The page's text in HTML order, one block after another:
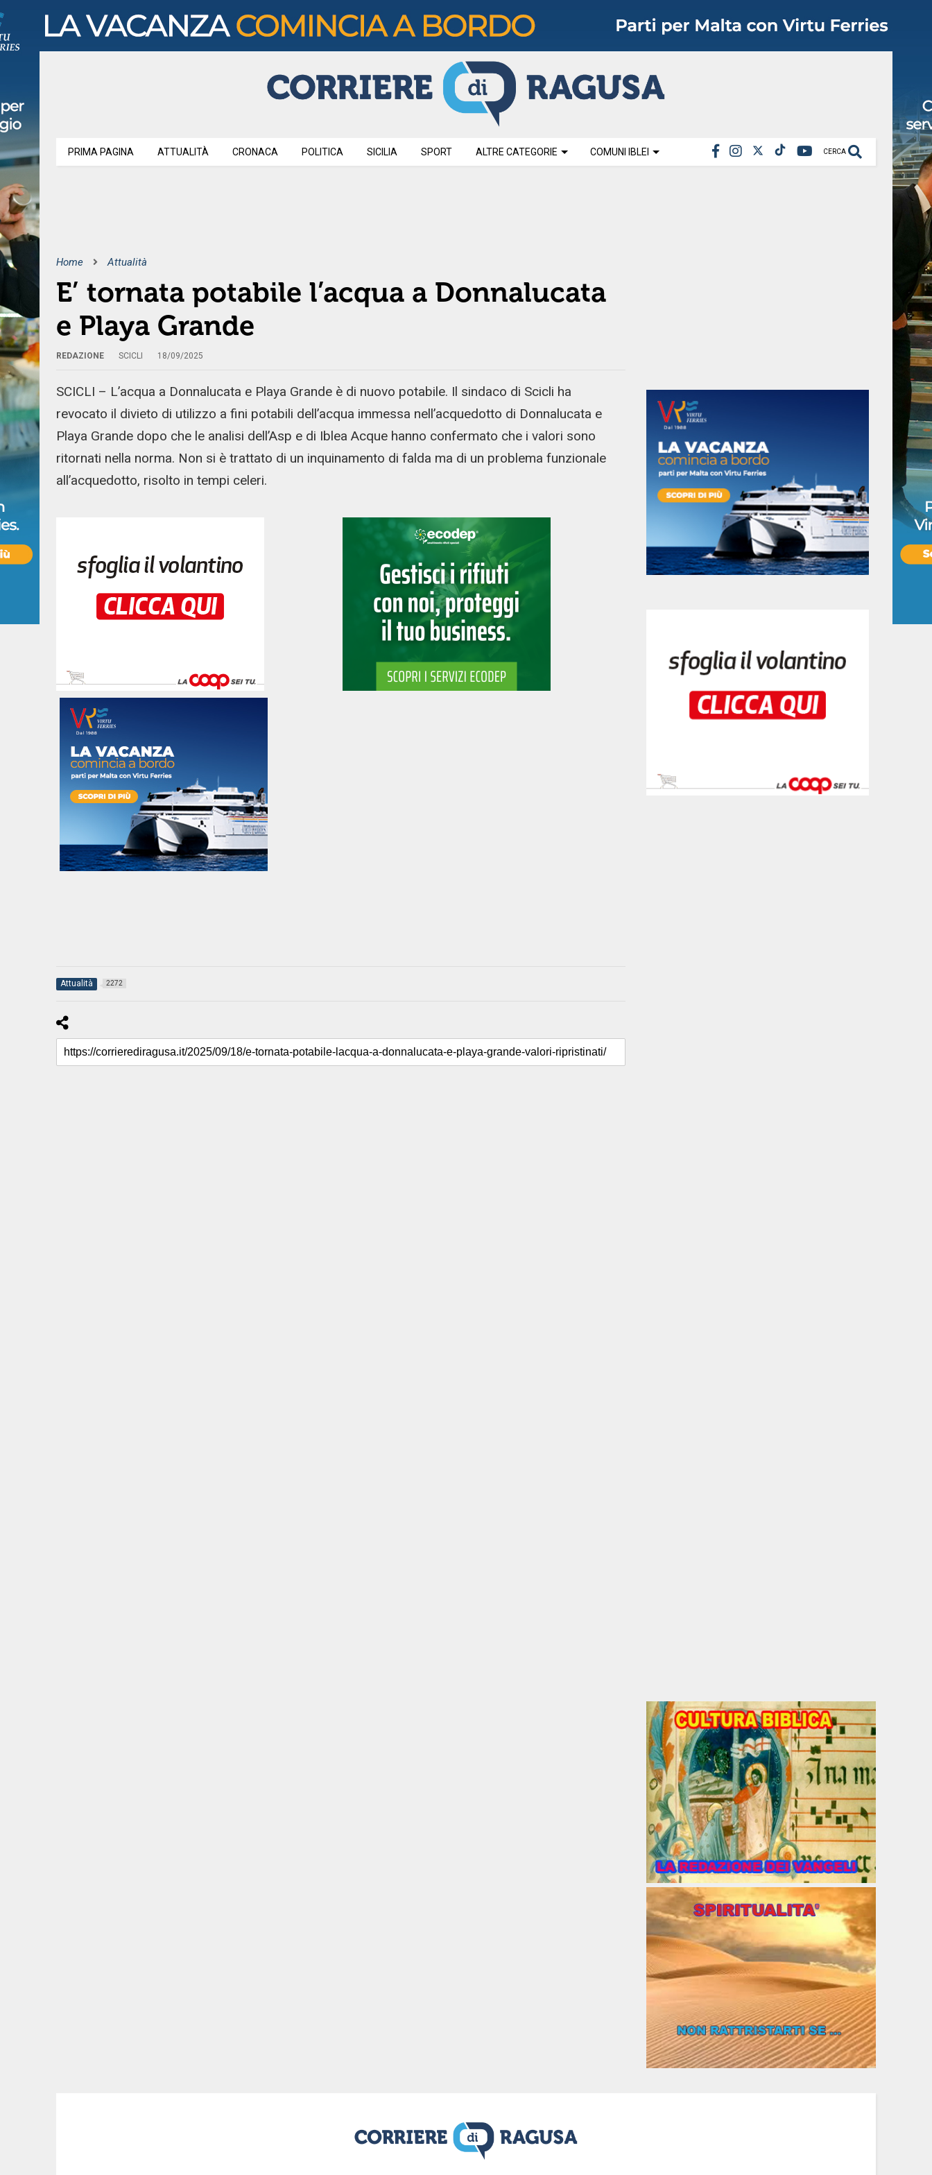
CERCA
PRIMA PAGINA ATTUALITÀ CRONACA POLITICA SICILIA SPORT ALTRE CATEGORIE COMUNI IBLEI
Home Attualità
E’ tornata potabile l’acqua a Donnalucata
e Playa Grande
REDAZIONE SCICLI 18/09/2025
SCICLI – L’acqua a Donnalucata e Playa Grande è di nuovo potabile. Il sindaco di Scicli ha
revocato il divieto di utilizzo a fini potabili dell’acqua immessa nell’acquedotto di Donnalucata e
Playa Grande dopo che le analisi dell’Asp e di Iblea Acque hanno confermato che i valori sono
ritornati nella norma. Non si è trattato di un inquinamento di falda ma di un problema funzionale
all’acquedotto, risolto in tempi celeri.
Attualità 2272